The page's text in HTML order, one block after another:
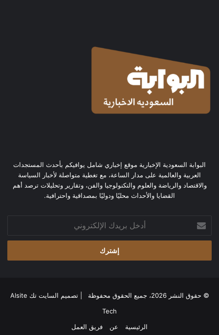
البوابة السعودية الإخبارية موقع إخباري شامل يوافيكم بأحدث المستجدات
العربية والعالمية على مدار الساعة، مع تغطية متواصلة لأخبار السياسة
والاقتصاد والرياضة والعلوم والتكنولوجيا والفن، وتقارير وتحليلات ترصد أهم
القضايا والأحداث محليًا ودوليًا بمصداقية واحترافية.
بريدك
الإلكتروني
© حقوق النشر 2026، جميع الحقوق محفوظة | تصميم
السايت تك Alsite
Tech
الرئيسية
عن فريق العمل